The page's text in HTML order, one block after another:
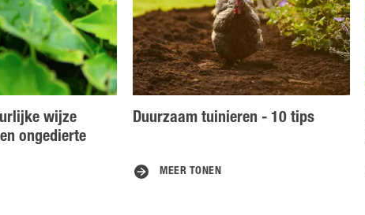
wijze
ongedierte
Duurzaam tuinieren - 10 tips
MEER TONEN